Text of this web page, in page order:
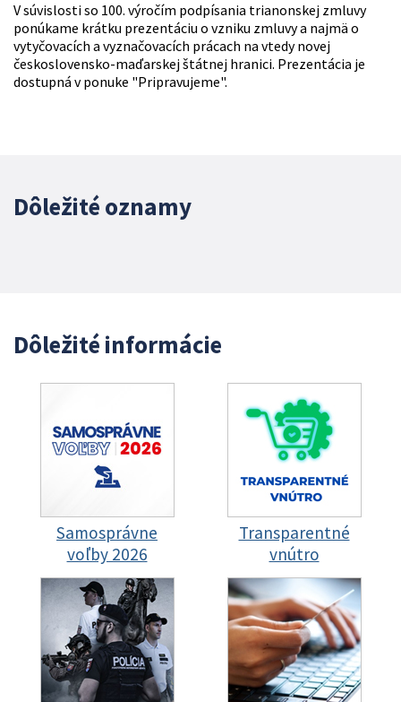
V súvislosti so 100. výročím podpísania trianonskej zmluvy
ponúkame krátku prezentáciu o vzniku zmluvy a najmä o
vytyčovacích a vyznačovacích prácach na vtedy novej
československo-maďarskej štátnej hranici. Prezentácia je
dostupná v ponuke "Pripravujeme".
Dôležité oznamy
Dôležité informácie
Samosprávne
voľby 2026
Transparentné
vnútro